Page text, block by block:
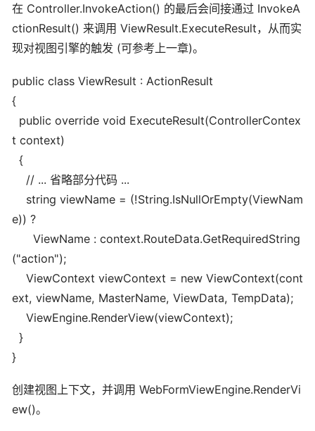
在 Controller.InvokeAction() 的最后会间接通过 InvokeA
ctionResult() 来调用 ViewResult.ExecuteResult，从而实
现对视图引擎的触发 (可参考上一章)。
public class ViewResult : ActionResult
{
public override void ExecuteResult(ControllerContex
t context)
{
// ... 省略部分代码 ...
string viewName = (!String.IsNullOrEmpty(ViewNam
e)) ?
ViewName : context.RouteData.GetRequiredString
("action");
ViewContext viewContext = new ViewContext(cont
ext, viewName, MasterName, ViewData, TempData);
ViewEngine.RenderView(viewContext);
}
}
创建视图上下文，并调用 WebFormViewEngine.RenderVi
ew()。